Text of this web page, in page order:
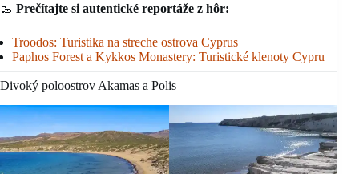
🥾 Prečítajte si autentické reportáže z hôr:
Troodos: Turistika na streche ostrova Cyprus
Paphos Forest a Kykkos Monastery: Turistické klenoty Cypru
Divoký poloostrov Akamas a Polis